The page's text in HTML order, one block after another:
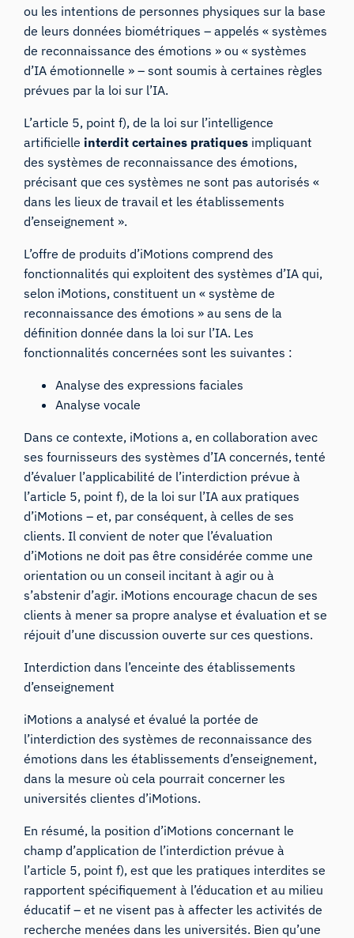
ou les intentions de personnes physiques sur la base
de leurs données biométriques – appelés « systèmes
de reconnaissance des émotions » ou « systèmes
d’IA émotionnelle » – sont soumis à certaines règles
prévues par la loi sur l’IA.
L’article 5, point f), de la loi sur l’intelligence
artificielle interdit certaines pratiques impliquant
des systèmes de reconnaissance des émotions,
précisant que ces systèmes ne sont pas autorisés «
dans les lieux de travail et les établissements
d’enseignement ».
L’offre de produits d’iMotions comprend des
fonctionnalités qui exploitent des systèmes d’IA qui,
selon iMotions, constituent un « système de
reconnaissance des émotions » au sens de la
définition donnée dans la loi sur l’IA. Les
fonctionnalités concernées sont les suivantes :
Analyse des expressions faciales
Analyse vocale
Dans ce contexte, iMotions a, en collaboration avec
ses fournisseurs des systèmes d’IA concernés, tenté
d’évaluer l’applicabilité de l’interdiction prévue à
l’article 5, point f), de la loi sur l’IA aux pratiques
d’iMotions – et, par conséquent, à celles de ses
clients. Il convient de noter que l’évaluation
d’iMotions ne doit pas être considérée comme une
orientation ou un conseil incitant à agir ou à
s’abstenir d’agir. iMotions encourage chacun de ses
clients à mener sa propre analyse et évaluation et se
réjouit d’une discussion ouverte sur ces questions.
Interdiction dans l’enceinte des établissements
d’enseignement
iMotions a analysé et évalué la portée de
l’interdiction des systèmes de reconnaissance des
émotions dans les établissements d’enseignement,
dans la mesure où cela pourrait concerner les
universités clientes d’iMotions.
En résumé, la position d’iMotions concernant le
champ d’application de l’interdiction prévue à
l’article 5, point f), est que les pratiques interdites se
rapportent spécifiquement à l’éducation et au milieu
éducatif – et ne visent pas à affecter les activités de
recherche menées dans les universités. Bien qu’une